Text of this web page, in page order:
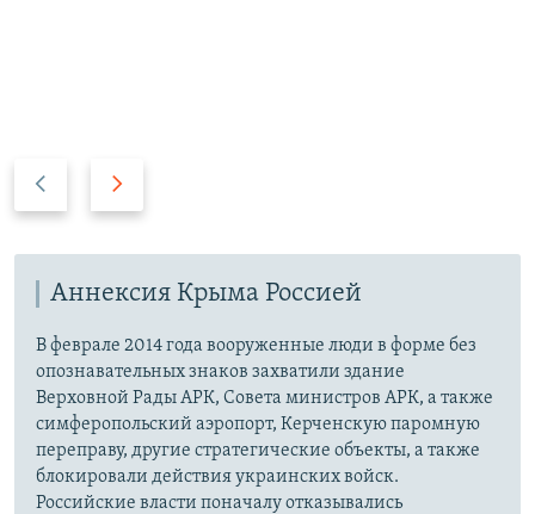
д
д
у
щ
и
й
с
л
а
Аннексия Крыма Россией
В феврале 2014 года вооруженные люди в форме без
опознавательных знаков захватили здание
Верховной Рады АРК, Совета министров АРК, а также
симферопольский аэропорт, Керченскую паромную
переправу, другие стратегические объекты, а также
блокировали действия украинских войск.
Российские власти поначалу отказывались